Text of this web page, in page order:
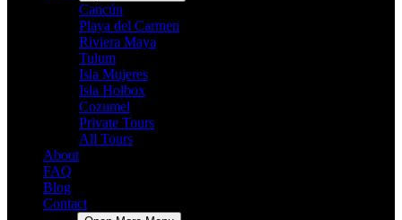
Cancún
Playa del Carmen
Riviera Maya
Tulum
Isla Mujeres
Isla Holbox
Cozumel
Private Tours
All Tours
About
FAQ
Blog
Contact